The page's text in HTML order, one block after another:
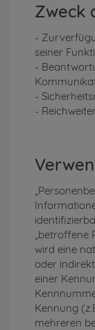
Zweck
-
seiner
-
-
-
„betroffene
wird eine
oder
einer
Kennung
mehreren